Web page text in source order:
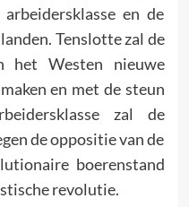
en de
Tenslotte zal de
het Westen nieuwe
en met de steun
zal de
de oppositie van de
boerenstand
revolutie.